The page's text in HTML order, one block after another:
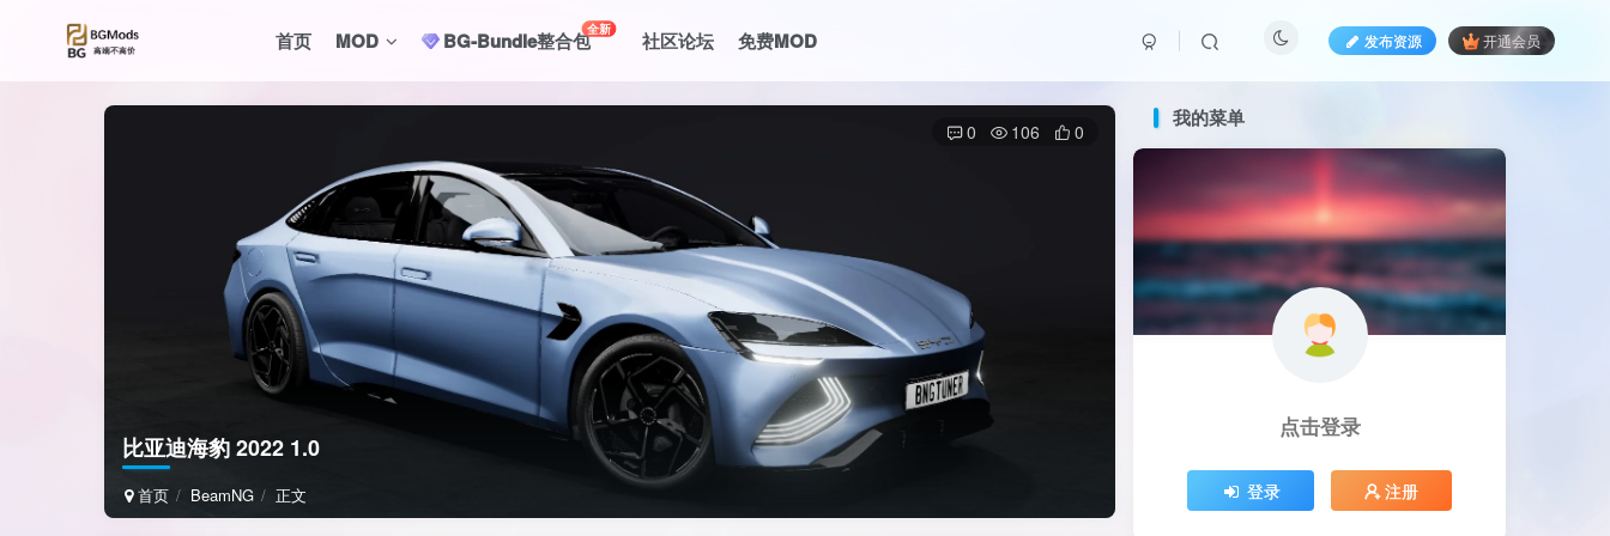
首页 MOD BG-Bundle整合包全新 社区论坛 免费MOD 发布资源 开通会员
比亚迪海豹 2022 1.0
首页 BeamNG 正文
0 106 0
我的菜单
点击登录
登录 注册